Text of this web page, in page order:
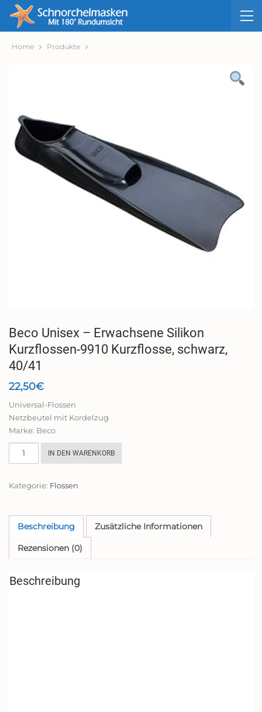
Home Produkte
Beco Unisex – Erwachsene Silikon
Kurzflossen-9910 Kurzflosse, schwarz,
40/41
22,50€
Universal-Flossen
Netzbeutel mit Kordelzug
Marke: Beco
Beco
Unisex –
Silikon
Kurzflosse,
40/41
IN DEN WARENKORB
Kategorie: Flossen
Beschreibung Zusätzliche Informationen
Rezensionen (0)
Beschreibung